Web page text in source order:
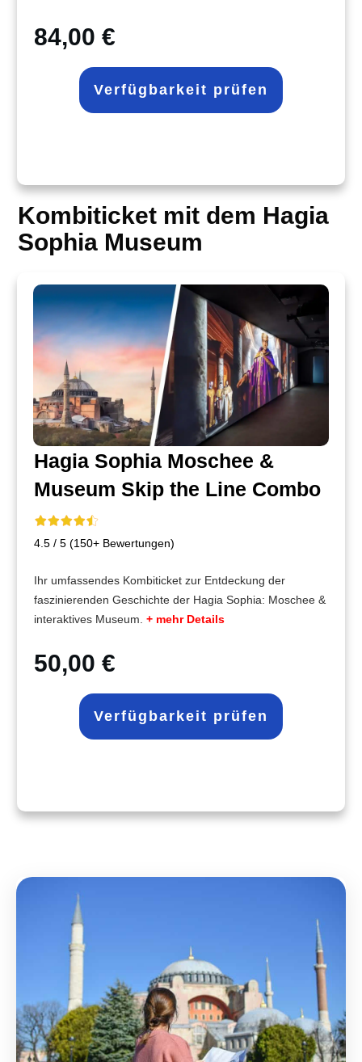
84,00 €
Verfügbarkeit prüfen
Kombiticket mit dem Hagia
Sophia Museum
Hagia Sophia Moschee &
Museum Skip the Line Combo
4.5 / 5 (150+ Bewertungen)
Ihr umfassendes Kombiticket zur Entdeckung der
faszinierenden Geschichte der Hagia Sophia: Moschee &
interaktives Museum. + mehr Details
50,00 €
Verfügbarkeit prüfen